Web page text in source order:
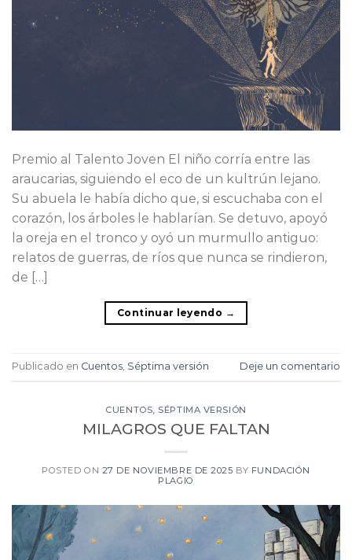
Premio al Talento Joven El niño corría entre las
araucarias, siguiendo el eco de un kultrún lejano.
Su abuela le había dicho que, si escuchaba con el
corazón, los árboles le hablarían. Se detuvo, apoyó
la oreja en el tronco y oyó un murmullo antiguo:
relatos de guerras, de ríos que nunca se rindieron,
de […]
Continuar leyendo →
Publicado en Cuentos, Séptima versión Deje un comentario
CUENTOS, SÉPTIMA VERSIÓN
MILAGROS QUE FALTAN
POSTED ON 27 DE NOVIEMBRE DE 2025 BY FUNDACIÓN
PLAGIO